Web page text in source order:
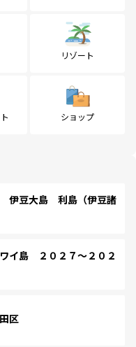
リゾート
ショップ
豆大島 利島（伊豆諸
イ島 ２０２７～２０２
区